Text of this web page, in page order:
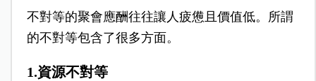
不對等的聚會應酬往往讓人疲憊且價值低。所謂
的不對等包含了很多方面。
1.資源不對等